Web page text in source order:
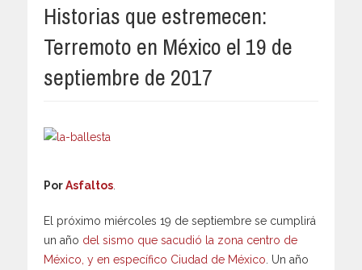
Historias que estremecen:
Terremoto en México el 19 de
septiembre de 2017
PorAsfaltos
El próximo miércoles 19 de septiembre se cumplirá
un año del sismo que sacudió la zona centro de
México, y en específico Ciudad de México . Un año